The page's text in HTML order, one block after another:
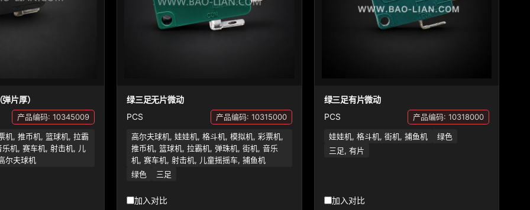
片厚）
产品编码: 10345009
机, 推币机, 篮球机, 拉霸
机, 赛车机, 射击机, 儿
尔夫球机
绿三足无片微动
PCS
产品编码: 10315000
高尔夫球机, 娃娃机, 格斗机, 模拟机, 彩票机,
推币机, 篮球机, 拉霸机, 弹珠机, 街机, 音乐
机, 赛车机, 射击机, 儿童摇摇车, 捕鱼机
绿色
三足
加入对比
绿三足有片微动
PCS
产品编码: 10318000
娃娃机, 格斗机, 街机, 捕鱼机
绿色
三足, 有片
加入对比